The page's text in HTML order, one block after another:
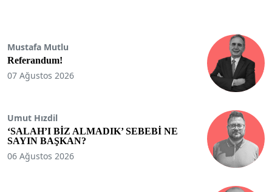
Mustafa Mutlu
Referandum!
07 Ağustos 2026
Umut Hızdil
‘SALAH’I BİZ ALMADIK’ SEBEBİ NE
SAYIN BAŞKAN?
06 Ağustos 2026